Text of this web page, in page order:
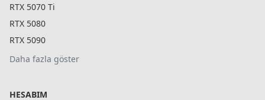
RTX 5070 Ti
RTX 5080
RTX 5090
Daha fazla göster
HESABIM